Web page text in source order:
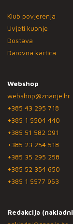
Klub povjerenja
Uvjeti kupnje
Dostava
Darovna kartica
Webshop
webshop@znanje.hr
+385 43 295 718
+385 1 5504 440
+385 51 582 091
+385 23 254 518
+385 35 295 258
+385 52 354 650
+385 1 5577 953
Redakcija